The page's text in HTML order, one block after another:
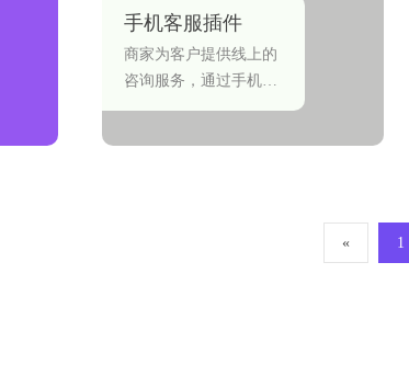
手机客服插件
商家为客户提供线上的
咨询服务，通过手机客
服为客户解决需求问
« 1